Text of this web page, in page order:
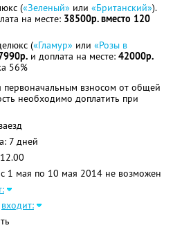
(«Зеленый» или «Британский»).
на месте: 38500р. вместо 120
(«Гламур» или «Розы в
и доплата на месте: 42000р.
56%
первоначальным взносом от общей
необходимо доплатить при
7 дней
1 мая по 10 мая 2014 не возможен
входит: